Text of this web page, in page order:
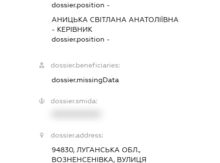
dossier.position -
АНИЦЬКА СВІТЛАНА АНАТОЛІЇВНА
- КЕРІВНИК
dossier.position -
dossier.beneficiaries:
dossier.missingData
dossier.smida:
dossier.address:
94830, ЛУГАНСЬКА ОБЛ.,
ВОЗНЕНСЕНІВКА, ВУЛИЦЯ